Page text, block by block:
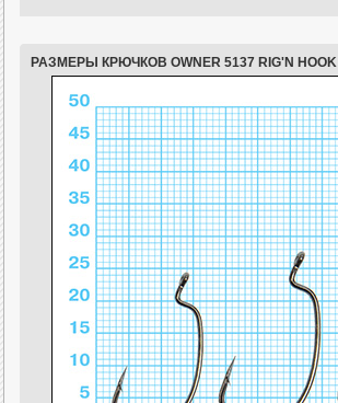
РАЗМЕРЫ КРЮЧКОВ OWNER 5137 RIG'N HOOK